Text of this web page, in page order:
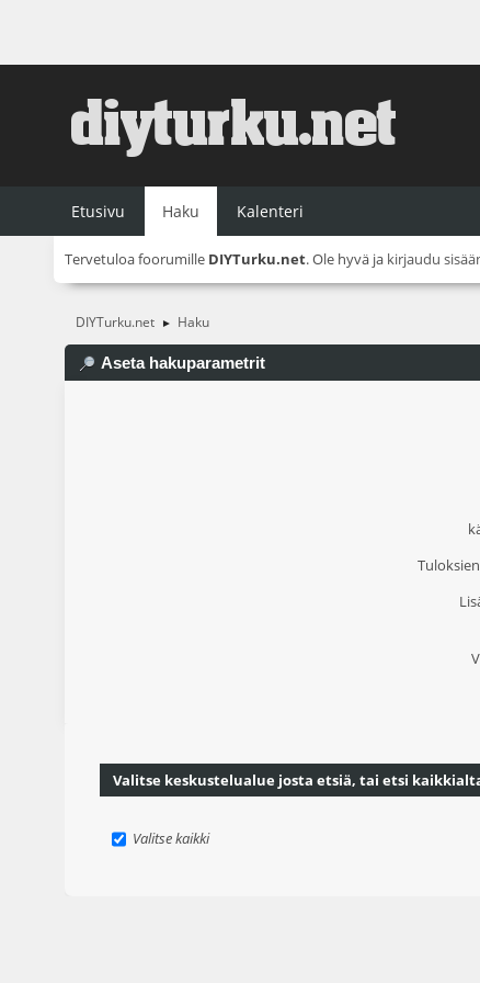
Etusivu Haku Kalenteri
Tervetuloa foorumille DIYTurku.net. Ole hyvä ja kirjaudu
DIYTurku.net ► Haku
Aseta hakuparametrit
Valitse keskustelualue josta etsiä, tai etsi
Valitse kaikki